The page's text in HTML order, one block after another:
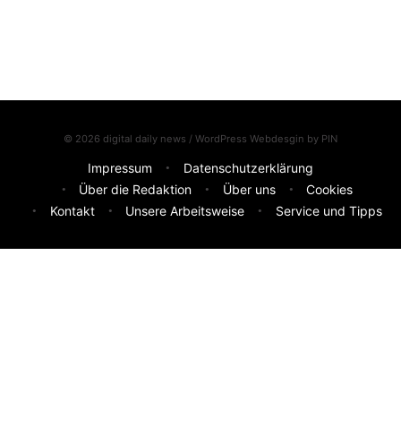
© 2026 digital daily news / WordPress Webdesgin by PIN
Impressum
Datenschutzerklärung
Über die Redaktion
Über uns
Cookies
Kontakt
Unsere Arbeitsweise Service und Tipps